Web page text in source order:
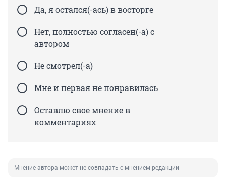
Да, я остался(-ась) в восторге
Нет, полностью согласен(-а) с
автором
Не смотрел(-а)
Мне и первая не понравилась
Оставлю свое мнение в
комментариях
Мнение автора может не совпадать с мнением редакции